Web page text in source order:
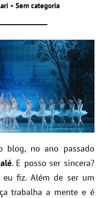
• Sem categoria
blog, no ano passado
. E posso ser sincera?
fiz. Além de ser um
trabalha a mente e é